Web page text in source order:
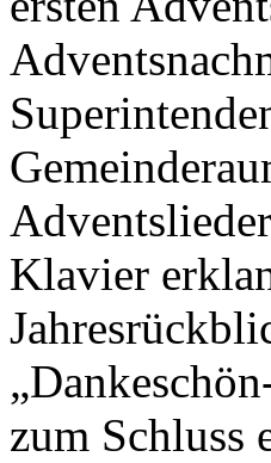
Klavier
zum Schluss